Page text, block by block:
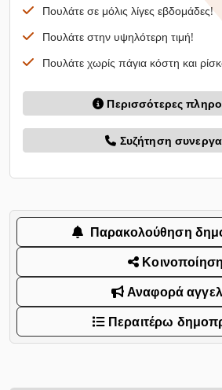
Πουλάτε σε μόλις λίγες εβδομάδες!
Πουλάτε στην υψηλότερη τιμή!
Πουλάτε χωρίς πάγια κόστη και
Περισσότερες
Συζήτηση
Παρακολούθηση
Κοινοποίηση
Αναφορά
Περαιτέρω